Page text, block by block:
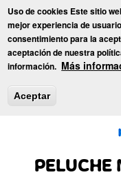
Uso de cookies Este sitio
mejor experiencia de
consentimiento para la
aceptación de nuestra
información. Más
Aceptar
Pasar
contenido
principal
Inicio »Juguetes»PLIM
PELUCHE